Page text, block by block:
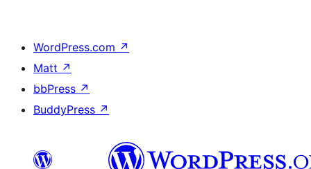
WordPress.com ↗
Matt ↗
bbPress ↗
BuddyPress ↗